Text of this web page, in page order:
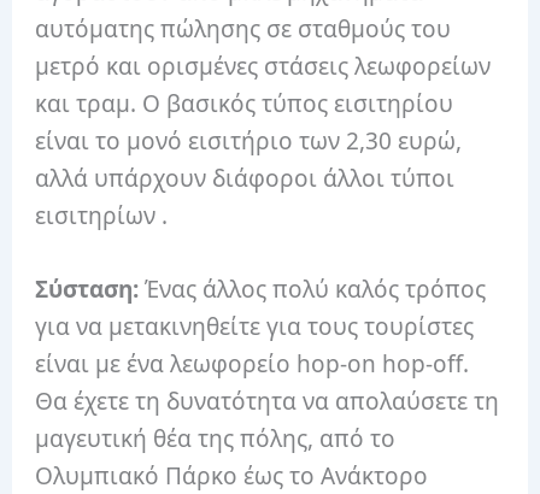
αυτόματης πώλησης σε σταθμούς του
μετρό και ορισμένες στάσεις λεωφορείων
και τραμ. Ο βασικός τύπος εισιτηρίου
είναι το μονό εισιτήριο των 2,30 ευρώ,
αλλά υπάρχουν διάφοροι άλλοι τύποι
εισιτηρίων .
Σύσταση:Ένας άλλος πολύ καλός τρόπος
για να μετακινηθείτε για τους τουρίστες
είναι με ένα λεωφορείο hop-on hop-off.
Θα έχετε τη δυνατότητα να απολαύσετε τη
μαγευτική θέα της πόλης, από το
Ολυμπιακό Πάρκο έως το Ανάκτορο